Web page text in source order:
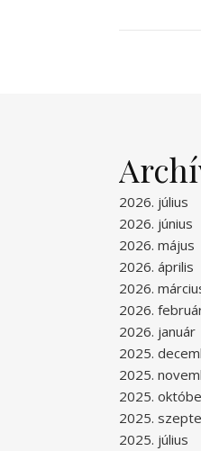
2026. július
2026. június
2026. május
2026. április
2026.
2026.
2026. január
2025.
2025.
2025.
2025.
2025. július